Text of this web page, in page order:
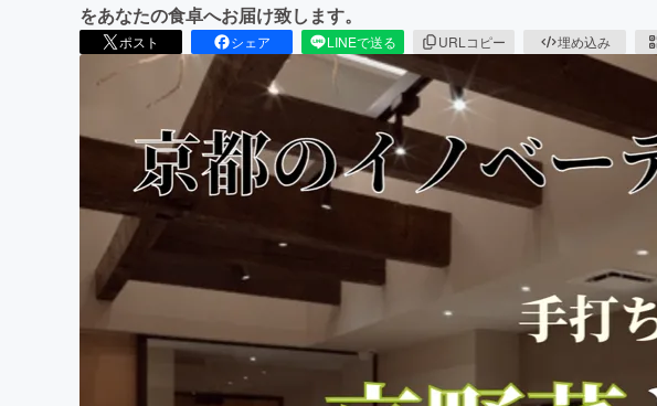
をあなたの食卓へお届け致します。
ポスト シェア LINEで送る URLコピー 埋め込み